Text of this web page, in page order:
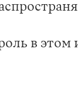
в